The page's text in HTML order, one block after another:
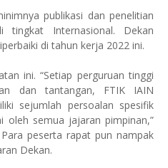
publikasi dan penelitian
Internasional. Dekan
di tahun kerja 2022 ini.
ini. “Setiap perguruan tinggi
dan tantangan, FTIK IAIN
sejumlah persoalan spesifik
oleh semua jajaran pimpinan,”
peserta rapat pun nampak
Dekan.